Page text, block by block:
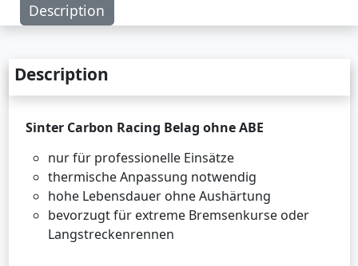
Description
Description
Sinter Carbon Racing Belag ohne ABE
nur für professionelle Einsätze
thermische Anpassung notwendig
hohe Lebensdauer ohne Aushärtung
bevorzugt für extreme Bremsenkurse oder
Langstreckenrennen